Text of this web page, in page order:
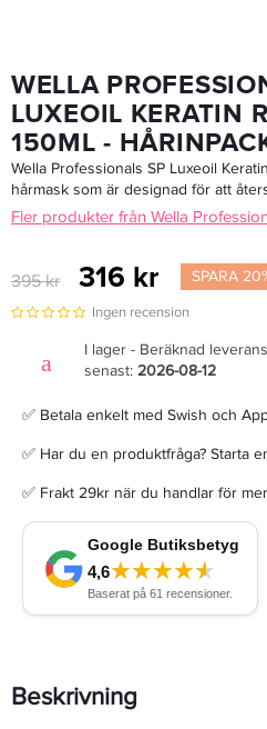
WELLA
LUXEOIL KERATIN
150ML -
Wella Professionals SP Luxeoil
hårmask som är designad för att
Fler produkter från Wella
395 kr 316 kr SPARA
Ingen recension
I lager - Beräknad
senast: 2026-08-12
✅ Betala enkelt med Swish och
✅ Har du en produktfråga? Starta
✅ Frakt 29kr när du handlar för
Beskrivning